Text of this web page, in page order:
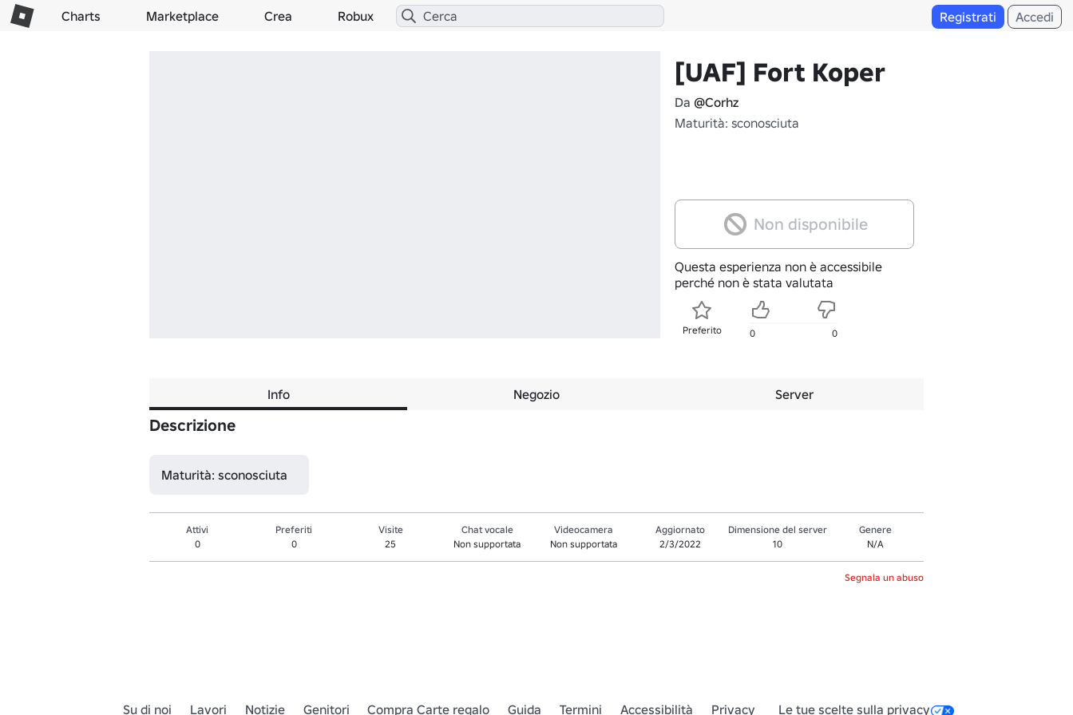
Charts Marketplace Crea Robux Registrati Accedi
[UAF] Fort Koper
Da @Corhz
Maturità: sconosciuta
Non disponibile
Questa esperienza non è accessibile
perché non è stata valutata
Preferito 0 0
Info Negozio Server
Descrizione
Maturità: sconosciuta
Attivi
0
Preferiti
0
Visite
25
Chat vocale
Non supportata
Videocamera
Non supportata
Aggiornato
2/3/2022
Dimensione del server
10
Genere
N/A
Segnala un abuso
Su di noi Lavori Notizie Genitori Compra Carte regalo Guida Termini Accessibilità Privacy Le tue scelte sulla privacy